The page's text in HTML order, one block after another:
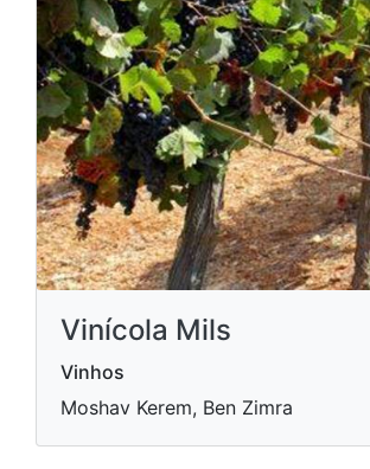
Vinícola Mils
Vinhos
Moshav Kerem, Ben Zimra